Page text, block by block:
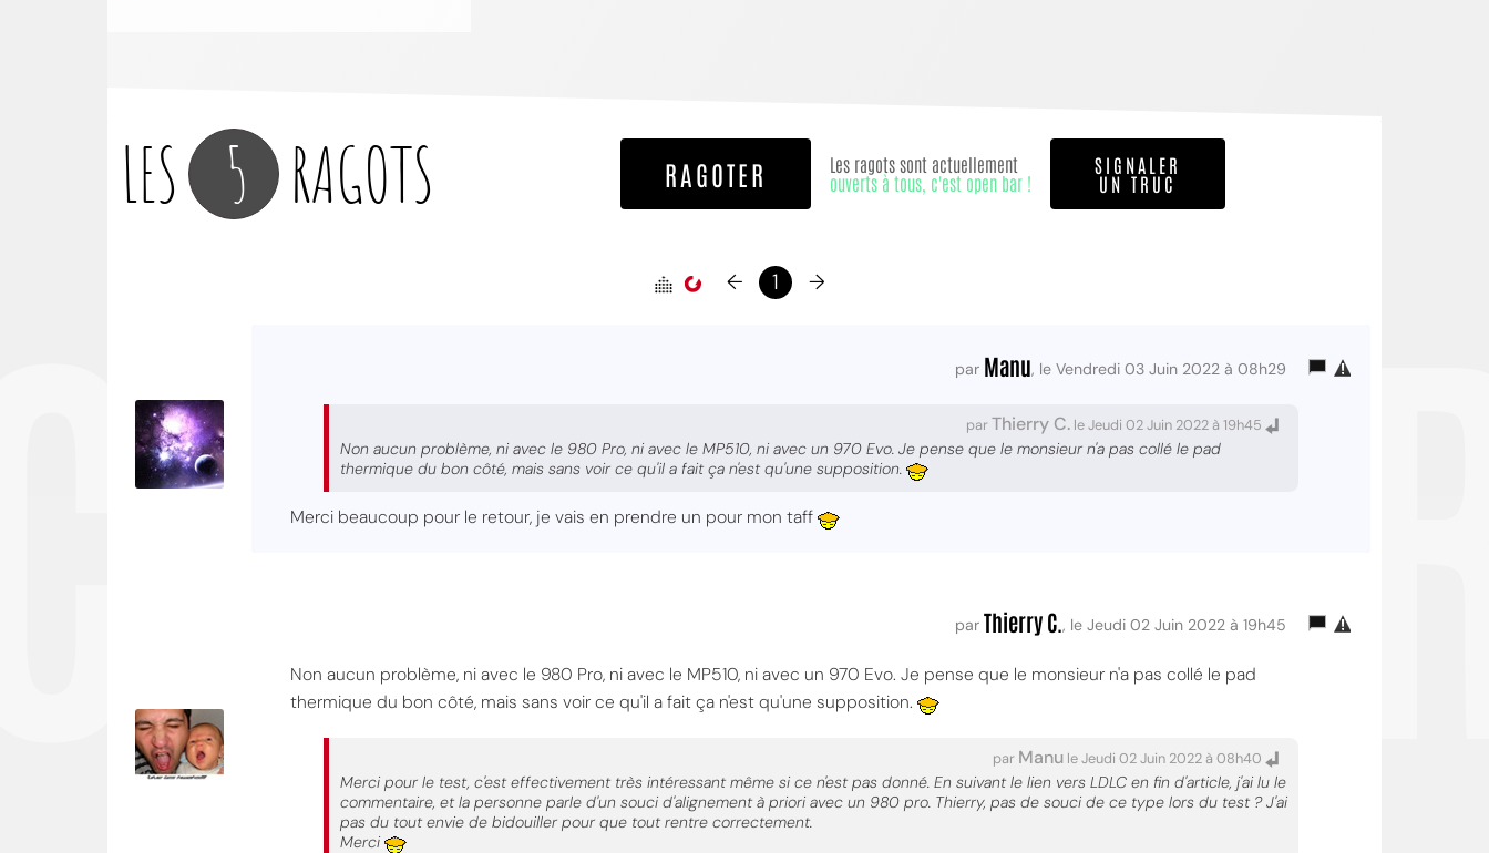
LES 5 RAGOTS RAGOTER
Les ragots sont actuellement
ouverts à tous, c'est open bar !
SIGNALER
UN TRUC
← 1 →
par Manu, le Vendredi 03 Juin 2022 à 08h29
parThierry C. le Jeudi 02 Juin 2022 à 19h45
Non aucun problème, ni avec le 980 Pro, ni avec le MP510, ni avec un 970 Evo. Je pense que le monsieur n'a pas collé le pad
thermique du bon côté, mais sans voir ce qu'il a fait ça n'est qu'une supposition.
Merci beaucoup pour le retour, je vais en prendre un pour mon taff
par Thierry C. , le Jeudi 02 Juin 2022 à 19h45
Non aucun problème, ni avec le 980 Pro, ni avec le MP510, ni avec un 970 Evo. Je pense que le monsieur n'a pas collé le pad
thermique du bon côté, mais sans voir ce qu'il a fait ça n'est qu'une supposition.
par Manu le Jeudi 02 Juin 2022 à 08h40
Merci pour le test, c'est effectivement très intéressant même si ce n'est pas donné. En suivant le lien vers LDLC en fin d'article, j'ai lu le
commentaire, et la personne parle d'un souci d'alignement à priori avec un 980 pro. Thierry, pas de souci de ce type lors du test ? J'ai
pas du tout envie de bidouiller pour que tout rentre correctement.
Merci